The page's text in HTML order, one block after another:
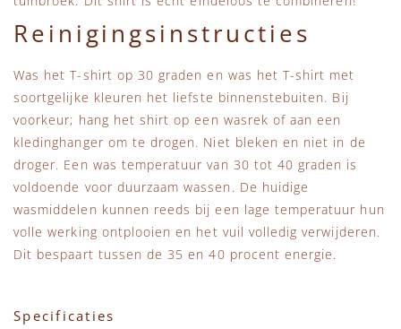
Reinigingsinstructies
Was het T-shirt op 30 graden en was het T-shirt met
soortgelijke kleuren het liefste binnenstebuiten. Bij
voorkeur; hang het shirt op een wasrek of aan een
kledinghanger om te drogen. Niet bleken en niet in de
droger. Een was temperatuur van 30 tot 40 graden is
voldoende voor duurzaam wassen. De huidige
wasmiddelen kunnen reeds bij een lage temperatuur hun
volle werking ontplooien en het vuil volledig verwijderen.
Dit bespaart tussen de 35 en 40 procent energie.
Specificaties